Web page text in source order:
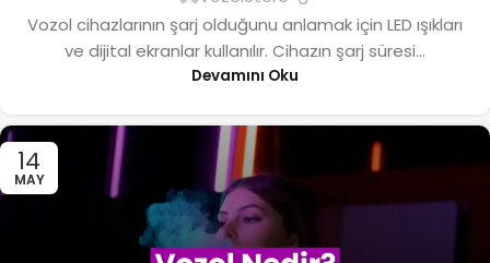
Vozol cihazlarının şarj olduğunu anlamak için LED ışıkları
ve dijital ekranlar kullanılır. Cihazın şarj süresi...
Devamını Oku
14
MAY